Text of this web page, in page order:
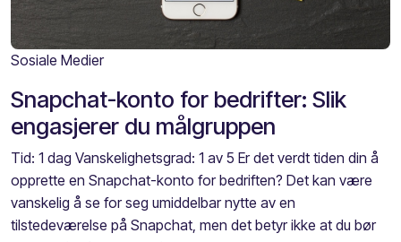
Sosiale Medier
Snapchat-konto for bedrifter: Slik
engasjerer du målgruppen
Tid: 1 dag Vanskelighetsgrad: 1 av 5 Er det verdt tiden din å
opprette en Snapchat-konto for bedriften? Det kan være
vanskelig å se for seg umiddelbar nytte av en
tilstedeværelse på Snapchat, men det betyr ikke at du bør